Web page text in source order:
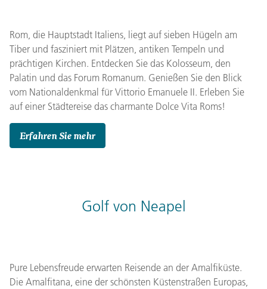
Rom, die Hauptstadt Italiens, liegt auf sieben Hügeln am
Tiber und fasziniert mit Plätzen, antiken Tempeln und
prächtigen Kirchen. Entdecken Sie das Kolosseum, den
Palatin und das Forum Romanum. Genießen Sie den Blick
vom Nationaldenkmal für Vittorio Emanuele II. Erleben Sie
auf einer Städtereise das charmante Dolce Vita Roms!
Erfahren Sie mehr
Golf von Neapel
Pure Lebensfreude erwarten Reisende an der Amalfiküste.
Die Amalfitana, eine der schönsten Küstenstraßen Europas,